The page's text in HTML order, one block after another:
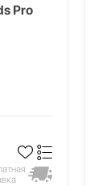
Pro